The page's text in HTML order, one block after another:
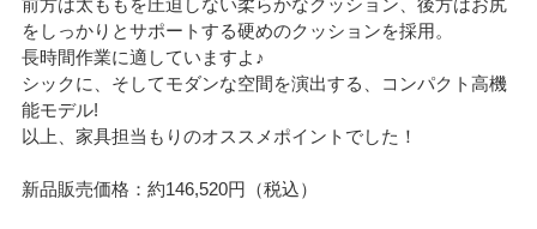
をしっかりとサポートする硬めのクッションを採用。
長時間作業に適していますよ♪
シックに、そしてモダンな空間を演出する、コンパクト高機
能モデル!
以上、家具担当もりのオススメポイントでした！
新品販売価格：約146,520円（税込）